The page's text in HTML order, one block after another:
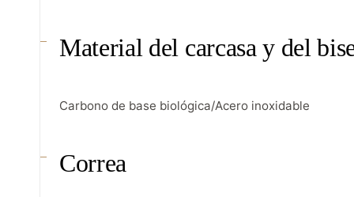
Material del carcasa y del
Carbono de base biológica/Acero inoxidable
Correa